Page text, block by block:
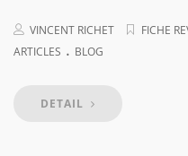
VINCENT RICHET FICHE
ARTICLES . BLOG
DETAIL